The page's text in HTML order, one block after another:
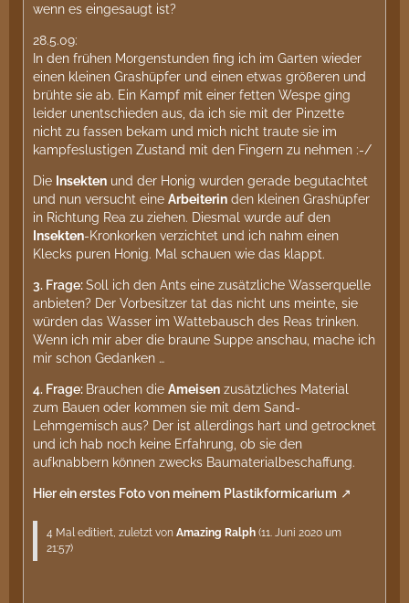
wenn es eingesaugt ist?
28.5.09:
In den frühen Morgenstunden fing ich im Garten wieder
einen kleinen Grashüpfer und einen etwas größeren und
brühte sie ab. Ein Kampf mit einer fetten Wespe ging
leider unentschieden aus, da ich sie mit der Pinzette
nicht zu fassen bekam und mich nicht traute sie im
kampfeslustigen Zustand mit den Fingern zu nehmen :-/
Die Insekten und der Honig wurden gerade begutachtet
und nun versucht eine Arbeiterin den kleinen Grashüpfer
in Richtung Rea zu ziehen. Diesmal wurde auf den
Insekten-Kronkorken verzichtet und ich nahm einen
Klecks puren Honig. Mal schauen wie das klappt.
3. Frage:Soll ich den Ants eine zusätzliche Wasserquelle
anbieten? Der Vorbesitzer tat das nicht uns meinte, sie
würden das Wasser im Wattebausch des Reas trinken.
Wenn ich mir aber die braune Suppe anschau, mache ich
mir schon Gedanken …
4. Frage: Brauchen die Ameisen zusätzliches Material
zum Bauen oder kommen sie mit dem Sand-
Lehmgemisch aus? Der ist allerdings hart und getrocknet
und ich hab noch keine Erfahrung, ob sie den
aufknabbern können zwecks Baumaterialbeschaffung.
Hier ein erstes Foto von meinem Plastikformicarium
4 Mal editiert, zuletzt von Amazing Ralph (11. Juni 2020 um
21:57)